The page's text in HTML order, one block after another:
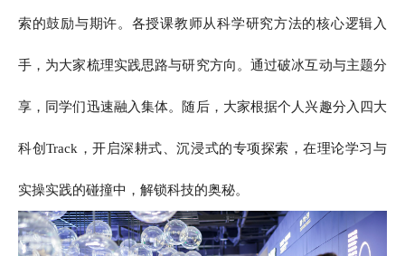
索的鼓励与期许。各授课教师从科学研究方法的核心逻辑入
手，为大家梳理实践思路与研究方向。通过破冰互动与主题分
享，同学们迅速融入集体。随后，大家根据个人兴趣分入四大
科创Track，开启深耕式、沉浸式的专项探索，在理论学习与
实操实践的碰撞中，解锁科技的奥秘。